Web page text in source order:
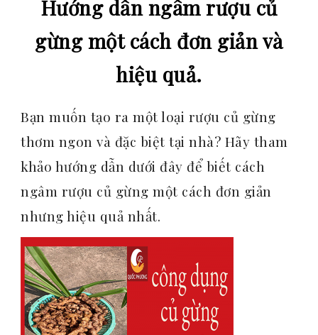
Hướng dẫn ngâm rượu củ
gừng một cách đơn giản và
hiệu quả.
Bạn muốn tạo ra một loại rượu củ gừng
thơm ngon và đặc biệt tại nhà? Hãy tham
khảo hướng dẫn dưới đây để biết cách
ngâm rượu củ gừng một cách đơn giản
nhưng hiệu quả nhất.